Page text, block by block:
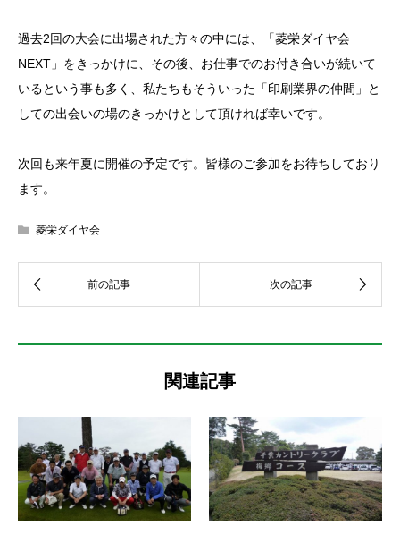
過去2回の大会に出場された方々の中には、「菱栄ダイヤ会
NEXT」をきっかけに、その後、お仕事でのお付き合いが続いて
いるという事も多く、私たちもそういった「印刷業界の仲間」と
しての出会いの場のきっかけとして頂ければ幸いです。
次回も来年夏に開催の予定です。皆様のご参加をお待ちしており
ます。
菱栄ダイヤ会
関連記事